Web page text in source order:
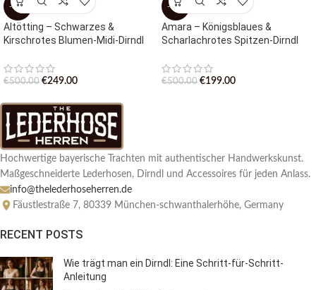
-50%
Altötting – Schwarzes &
Kirschrotes Blumen-Midi-Dirndl
€500.00 €249.00
-60%
Amara – Königsblaues &
Scharlachrotes Spitzen-Dirndl
€500.00 €199.00
Hochwertige bayerische Trachten mit authentischer Handwerkskunst.
Maßgeschneiderte Lederhosen, Dirndl und Accessoires für jeden Anlass.
info@thelederhoseherren.de
Fäustlestraße 7, 80339 München-schwanthalerhöhe, Germany
RECENT POSTS
Wie trägt man ein Dirndl: Eine Schritt-für-Schritt-
Anleitung